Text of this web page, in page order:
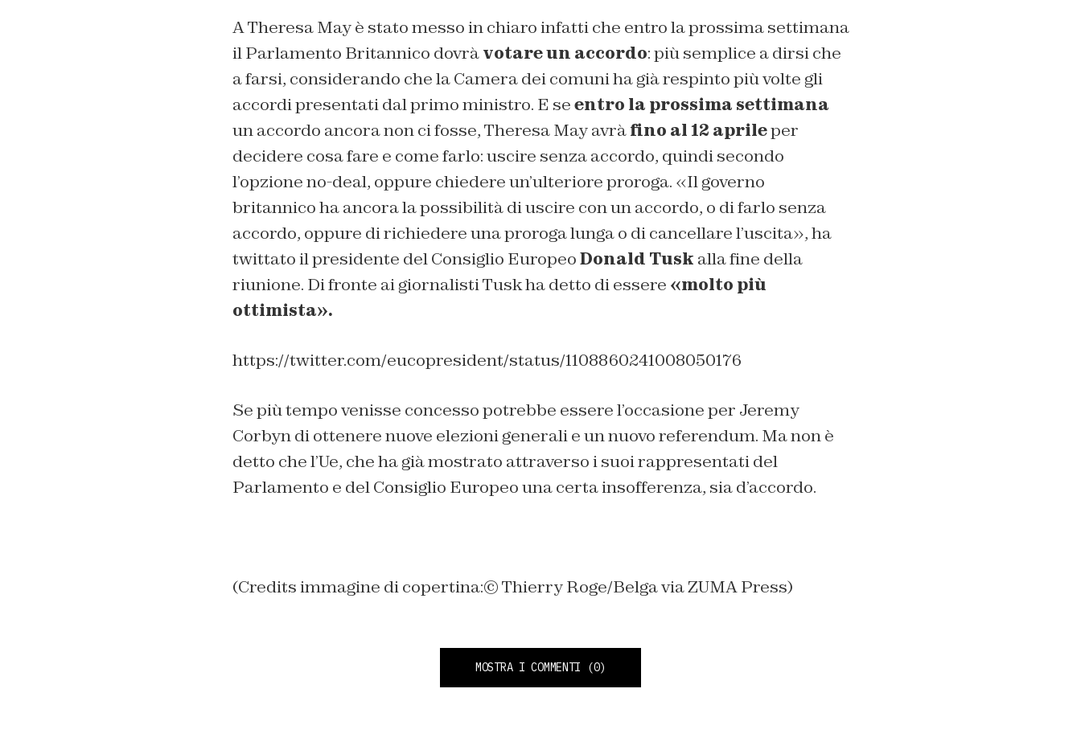
A Theresa May è stato messo in chiaro infatti che entro la prossima settimana
il Parlamento Britannico dovràvotare un accordo: più semplice a dirsi che
a farsi, considerando che la Camera dei comuni ha già respinto più volte gli
accordi presentati dal primo ministro. E seentro la prossima settimana
un accordo ancora non ci fosse, Theresa May avràfino al 12 aprileper
decidere cosa fare e come farlo: uscire senza accordo, quindi secondo
l’opzione no-deal, oppure chiedere un’ulteriore proroga. «Il governo
britannico ha ancora la possibilità di uscire con un accordo, o di farlo senza
accordo, oppure di richiedere una proroga lunga o di cancellare l’uscita», ha
twittato il presidente del Consiglio EuropeoDonald Tusk alla fine della
riunione. Di fronte ai giornalisti Tusk ha detto di essere «molto più
ottimista».
https://twitter.com/eucopresident/status/1108860241008050176
Se più tempo venisse concesso potrebbe essere l’occasione per Jeremy
Corbyn di ottenere nuove elezioni generali e un nuovo referendum. Ma non è
detto che l’Ue, che ha già mostrato attraverso i suoi rappresentati del
Parlamento e del Consiglio Europeo una certa insofferenza, sia d’accordo.
(Credits immagine di copertina:© Thierry Roge/Belga via ZUMA Press)
MOSTRA I COMMENTI (0)